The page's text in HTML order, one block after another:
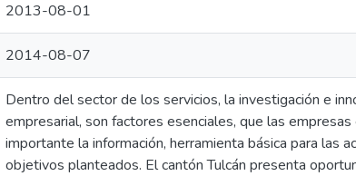
2013-08-01
2014-08-07
Dentro del sector de los servicios, la investigación e
empresarial, son factores esenciales, que las
importante la información, herramienta básica para las
objetivos planteados. El cantón Tulcán presenta